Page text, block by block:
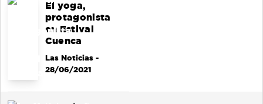
El yoga,
protagonista
en Estival
Cuenca
Las Noticias-
28/06/2021